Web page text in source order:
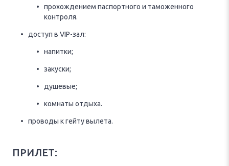
прохождением паспортного и таможенного
контроля.
доступ в VIP-зал:
напитки;
закуски;
душевые;
комнаты отдыха.
проводы к гейту вылета.
ПРИЛЕТ: